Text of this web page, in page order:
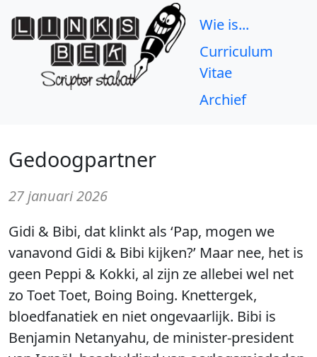
Wie is...
Curriculum
Vitae
Archief
Gedoogpartner
27 januari 2026
Gidi & Bibi, dat klinkt als ‘Pap, mogen we
vanavond Gidi & Bibi kijken?’ Maar nee, het is
geen Peppi & Kokki, al zijn ze allebei wel net
zo Toet Toet, Boing Boing. Knettergek,
bloedfanatiek en niet ongevaarlijk. Bibi is
Benjamin Netanyahu, de minister-president